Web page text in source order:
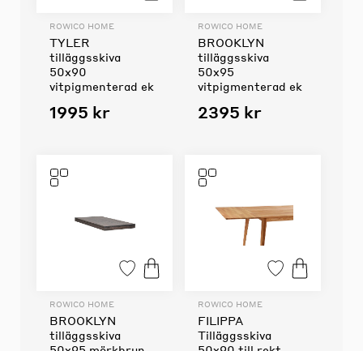
ROWICO HOME
TYLER
tilläggsskiva
50x90
vitpigmenterad ek
1995 kr
ROWICO HOME
BROOKLYN
tilläggsskiva
50x95
vitpigmenterad ek
2395 kr
ROWICO HOME
BROOKLYN
tilläggsskiva
ROWICO HOME
FILIPPA
Tilläggsskiva